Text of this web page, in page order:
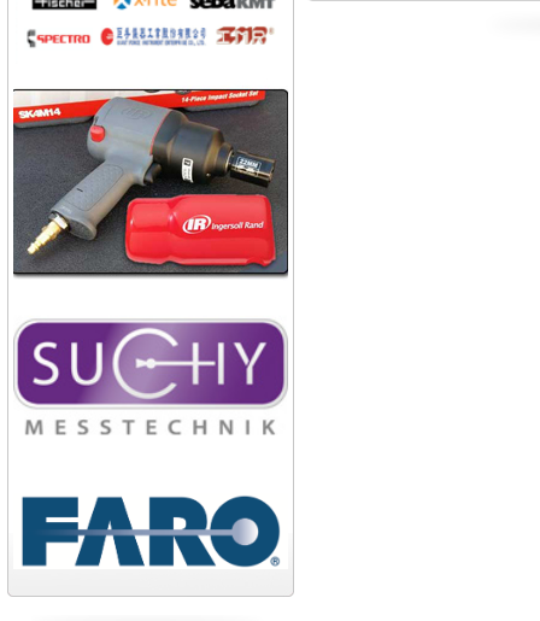
Công ty bia Thanh Hoa
Công ty TNHH Baw Heng
Steel Việt Nam
Công ty bia Việt Hà
Công ty TNHH công nghiệp
Broad Bright Sakura
Công ty xi măng Bút Sơn
Nhà máy cán thép Hòa Phát
Công ty TNHH cán thép Tam
Điệp
Tiếp tục cập nhật